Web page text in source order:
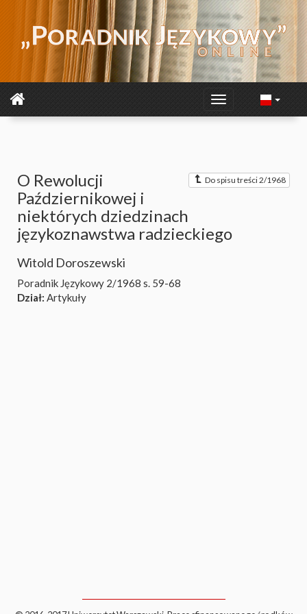
Do spisu treści 2/1968
O Rewolucji
Październikowej i
niektórych dziedzinach
językoznawstwa radzieckiego
Witold Doroszewski
Poradnik Językowy 2/1968 s. 59-68
Dział: Artykuły